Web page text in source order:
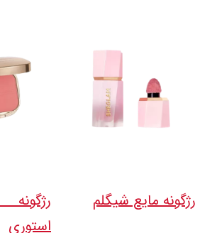
رژگونه مایع شیگلم
استوری